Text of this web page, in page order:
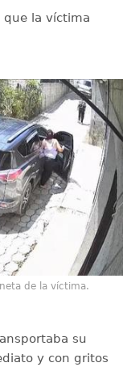
que la víctima
de la víctima.
su
y con gritos